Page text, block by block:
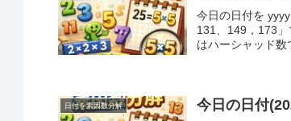
今日の日付を
131、149，173
はハーシャッド数
日付を素因数分解 今日の日付